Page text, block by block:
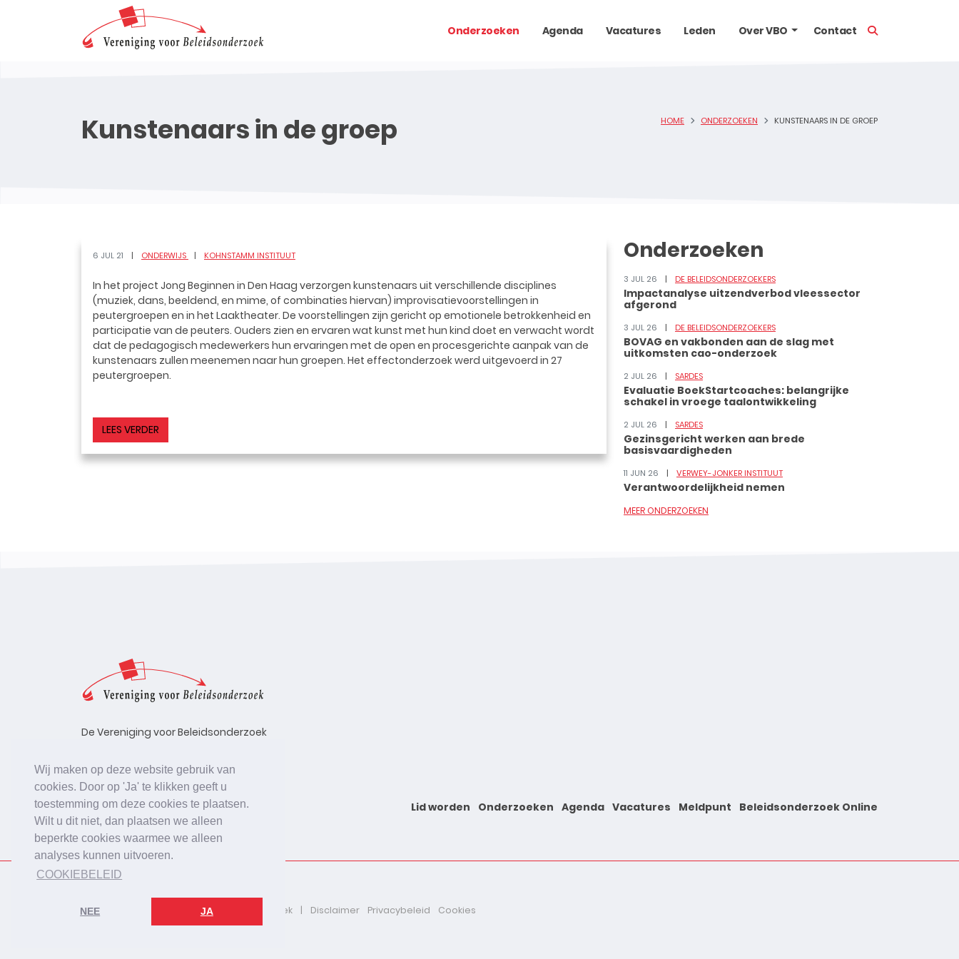
Wij maken op deze website gebruik van
cookies. Door op 'Ja' te klikken geeft u
toestemming om deze cookies te plaatsen.
Wilt u dit niet, dan plaatsen we alleen
beperkte cookies waarmee we alleen
analyses kunnen uitvoeren.
COOKIEBELEID
NEE JA
Onderzoeken Agenda Vacatures Leden Over VBO Contact
Kunstenaars in de groep HOME ONDERZOEKEN KUNSTENAARS IN DE GROEP
6 JUL 21 ONDERWIJS KOHNSTAMM INSTITUUT
In het project Jong Beginnen in Den Haag verzorgen kunstenaars uit verschillende disciplines
(muziek, dans, beeldend, en mime, of combinaties hiervan) improvisatievoorstellingen in
peutergroepen en in het Laaktheater. De voorstellingen zijn gericht op emotionele betrokkenheid en
participatie van de peuters. Ouders zien en ervaren wat kunst met hun kind doet en verwacht wordt
dat de pedagogisch medewerkers hun ervaringen met de open en procesgerichte aanpak van de
kunstenaars zullen meenemen naar hun groepen. Het effectonderzoek werd uitgevoerd in 27
peutergroepen.
LEES VERDER
Onderzoeken
3 JUL 26 DE BELEIDSONDERZOEKERS
Impactanalyse uitzendverbod vleessector
afgerond
3 JUL 26 DE BELEIDSONDERZOEKERS
BOVAG en vakbonden aan de slag met
uitkomsten cao-onderzoek
2 JUL 26 SARDES
Evaluatie BoekStartcoaches: belangrijke
schakel in vroege taalontwikkeling
2 JUL 26 SARDES
Gezinsgericht werken aan brede
basisvaardigheden
11 JUN 26 VERWEY-JONKER INSTITUUT
Verantwoordelijkheid nemen
MEER ONDERZOEKEN
De Vereniging voor Beleidsonderzoek
bevorderen van beleidsonderzoek,
uitgevoerd in opdracht van
beleidsinstanties, uitvoerende
organisaties en bedrijfsleven.
Lid worden Onderzoeken Agenda Vacatures Meldpunt Beleidsonderzoek Online
2026 © De Vereniging voor Beleidsonderzoek Disclaimer Privacybeleid Cookies